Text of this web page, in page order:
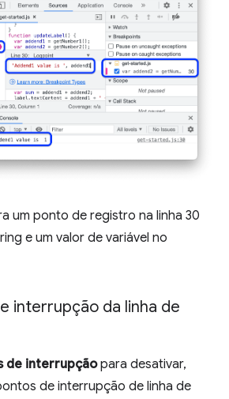
um ponto de registro na linha 30
e um valor de variável no
interrupção da linha de
de interrupçãopara desativar,
de interrupção de linha de